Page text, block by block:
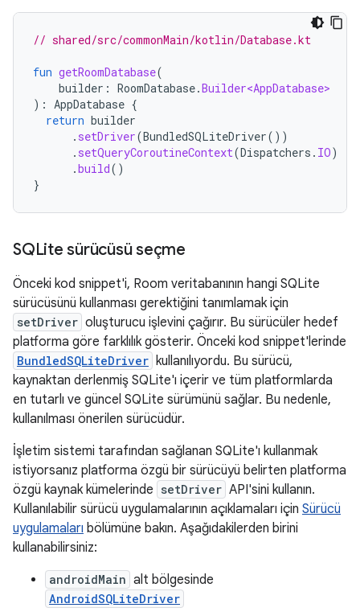
// shared/src/commonMain/kotlin/Database.kt
fun getRoomDatabase(
builder : RoomDatabase.Builder<AppDatabase>
): AppDatabase {
return builder
. setDriver(BundledSQLiteDriver())
. setQueryCoroutineContext(Dispatchers . IO)
.build()
}
SQLite sürücüsü seçme
Önceki kod snippet'i, Room veritabanının hangi SQLite
sürücüsünü kullanması gerektiğini tanımlamak için
setDriver oluşturucu işlevini çağırır. Bu sürücüler hedef
platforma göre farklılık gösterir. Önceki kod snippet'lerinde
BundledSQLiteDriver kullanılıyordu. Bu sürücü,
kaynaktan derlenmiş SQLite'ı içerir ve tüm platformlarda
en tutarlı ve güncel SQLite sürümünü sağlar. Bu nedenle,
kullanılması önerilen sürücüdür.
İşletim sistemi tarafından sağlanan SQLite'ı kullanmak
istiyorsanız platforma özgü bir sürücüyü belirten platforma
özgü kaynak kümelerinde setDriver API'sini kullanın.
Kullanılabilir sürücü uygulamalarının açıklamaları için Sürücü
uygulamaları bölümüne bakın. Aşağıdakilerden birini
kullanabilirsiniz:
androidMain alt bölgesinde
AndroidSQLiteDriver